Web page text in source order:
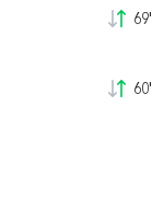
69'
60'